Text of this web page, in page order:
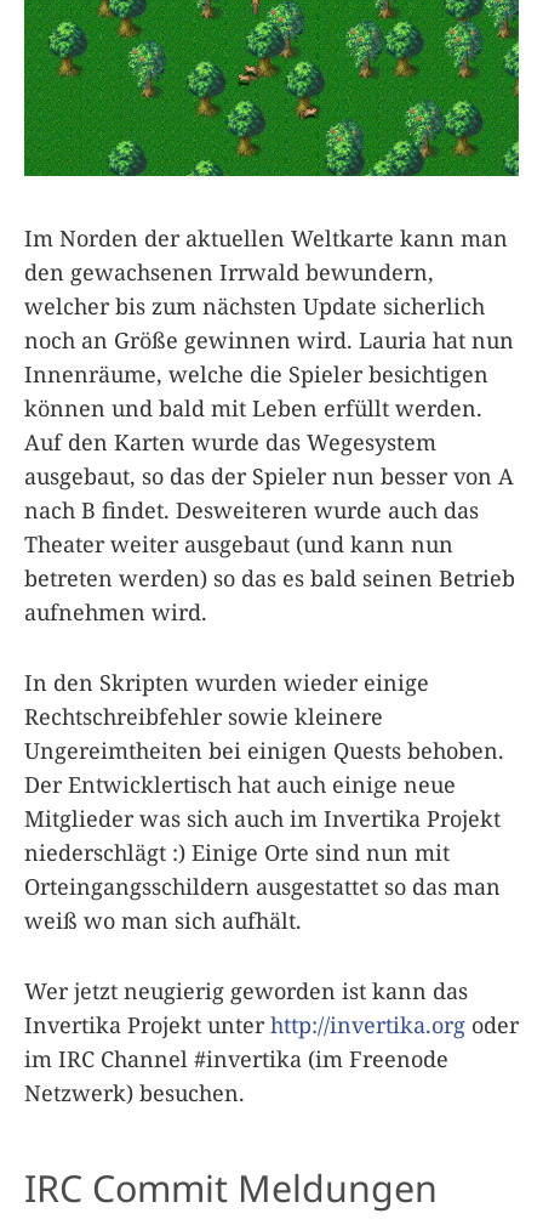
Im Norden der aktuellen Weltkarte kann man
den gewachsenen Irrwald bewundern,
welcher bis zum nächsten Update sicherlich
noch an Größe gewinnen wird. Lauria hat nun
Innenräume, welche die Spieler besichtigen
können und bald mit Leben erfüllt werden.
Auf den Karten wurde das Wegesystem
ausgebaut, so das der Spieler nun besser von A
nach B findet. Desweiteren wurde auch das
Theater weiter ausgebaut (und kann nun
betreten werden) so das es bald seinen Betrieb
aufnehmen wird.
In den Skripten wurden wieder einige
Rechtschreibfehler sowie kleinere
Ungereimtheiten bei einigen Quests behoben.
Der Entwicklertisch hat auch einige neue
Mitglieder was sich auch im Invertika Projekt
niederschlägt :) Einige Orte sind nun mit
Orteingangsschildern ausgestattet so das man
weiß wo man sich aufhält.
Wer jetzt neugierig geworden ist kann das
Invertika Projekt unterhttp://invertika.org oder
im IRC Channel #invertika (im Freenode
Netzwerk) besuchen.
IRC Commit Meldungen